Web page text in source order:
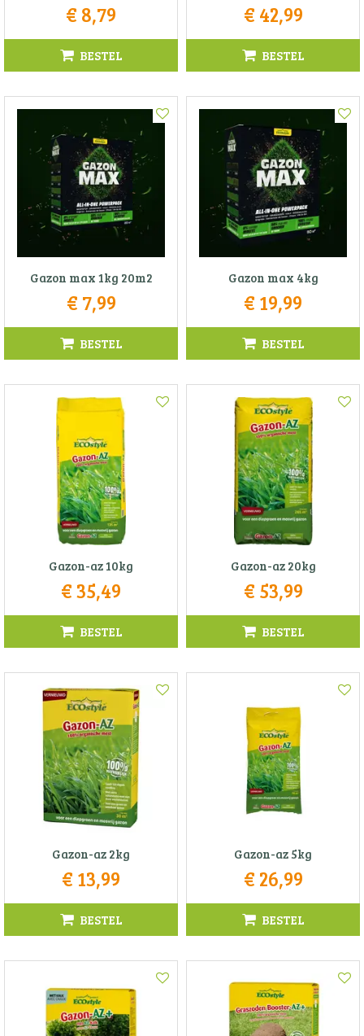
€ 8,79
BESTEL
€ 42,99
BESTEL
Gazon max 1kg 20m2
€ 7,99
BESTEL
Gazon max 4kg
€ 19,99
BESTEL
Gazon-az 10kg
€35,49
BESTEL
Gazon-az 20kg
€ 53,99
BESTEL
Gazon-az 2kg
€ 13,99
BESTEL
Gazon-az 5kg
€ 26,99
BESTEL